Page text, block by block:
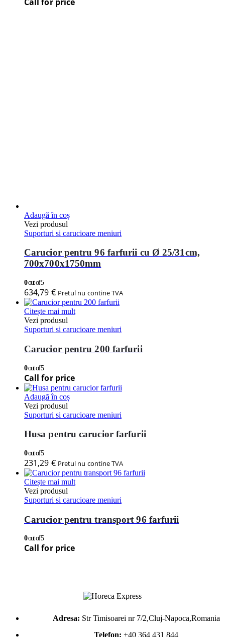
Adaugă în coș
Vezi produsul
Suporturi si carucioare meniuri
Carucior pentru 96 farfurii cu Ø 25/31cm,
700x700x1750mm
0out of 5
634,79 € Pretul nu contine TVA
Citește mai mult
Vezi produsul
Suporturi si carucioare meniuri
Carucior pentru 200 farfurii
0out of 5
Call for price
Adaugă în coș
Vezi produsul
Suporturi si carucioare meniuri
Husa pentru carucior farfurii
0out of 5
231,29 € Pretul nu contine TVA
Citește mai mult
Vezi produsul
Suporturi si carucioare meniuri
Carucior pentru transport 96 farfurii
0out of 5
Call for price
Adresa: Str Timisoarei nr 7/2,Cluj-Napoca,Romania
Telefon: +40 364 431 844